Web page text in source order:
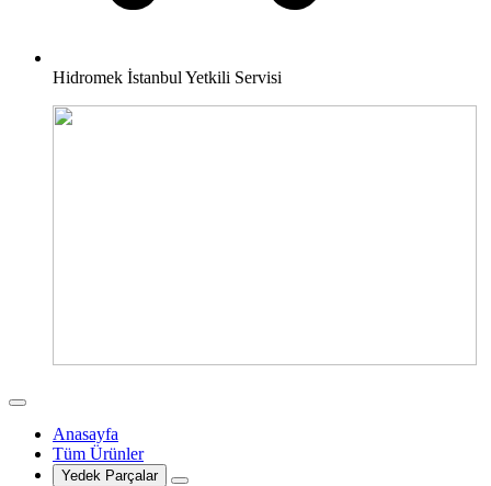
Hidromek İstanbul Yetkili Servisi
Anasayfa
Tüm Ürünler
Yedek Parçalar